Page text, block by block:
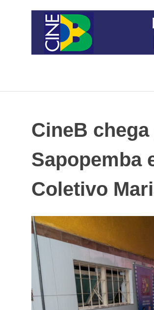
brasileiro
CineB
Sapopemba
Coletivo